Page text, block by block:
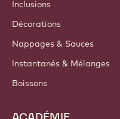
Inclusions
Décorations
Nappages & Sauces
Instantanés & Mélanges
Boissons